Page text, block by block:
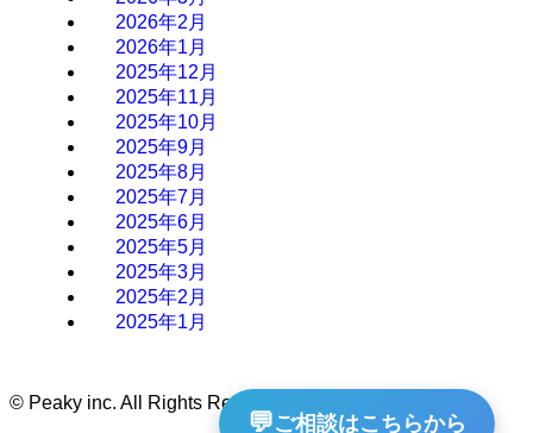
2026年2月
2026年1月
2025年12月
2025年11月
2025年10月
2025年9月
2025年8月
2025年7月
2025年6月
2025年5月
2025年3月
2025年2月
2025年1月
💬ご相談はこちらから
© Peaky inc. All Rights Reserved.